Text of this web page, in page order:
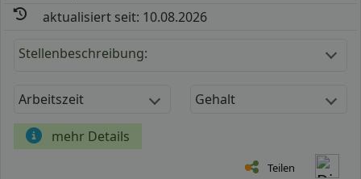
aktualisiert seit: 10.08.2026
Stellenbeschreibung:
Arbeitszeit Gehalt
mehr Details
Teilen